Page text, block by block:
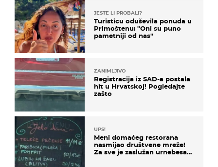
JESTE LI PROBALI?
Turisticu oduševila ponuda u
Primoštenu: "Oni su puno
pametniji od nas"
ZANIMLJIVO
Registracija iz SAD-a postala
hit u Hrvatskoj! Pogledajte
zašto
UPS!
Meni domaćeg restorana
nasmijao društvene mreže!
Za sve je zaslužan urnebesan